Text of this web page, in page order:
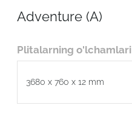
Adventure (A)
Plitalarning o'lchamlari
3680 x 760 x 12 mm